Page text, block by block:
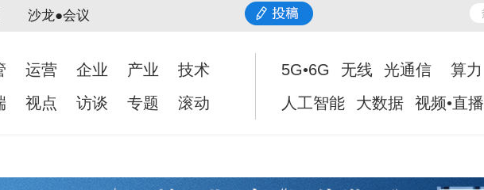
沙龙●会议
运营 企业 产业
技术
视点 访谈 专题 滚动
5G•6G 无线 光通信
算力
人工智能
大数据 视频•直播